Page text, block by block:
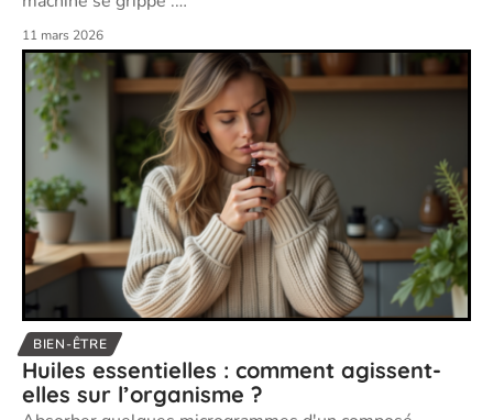
11 mars 2026
BIEN-ÊTRE
Huiles essentielles : comment agissent-
elles sur l’organisme ?